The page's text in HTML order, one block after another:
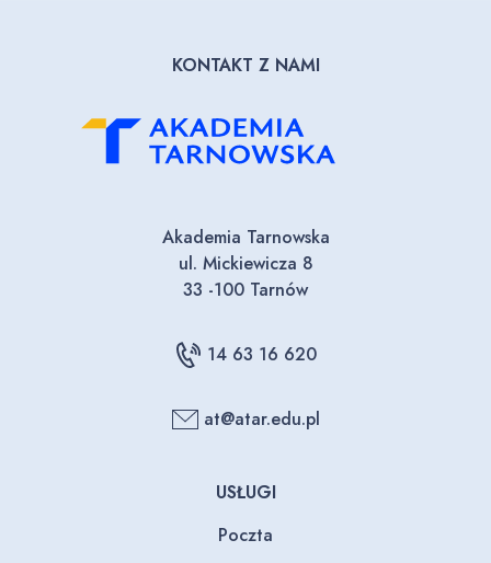
KONTAKT Z NAMI
Akademia Tarnowska
ul. Mickiewicza 8
33 -100 Tarnów
14 63 16 620
at@atar.edu.pl
USŁUGI
Poczta